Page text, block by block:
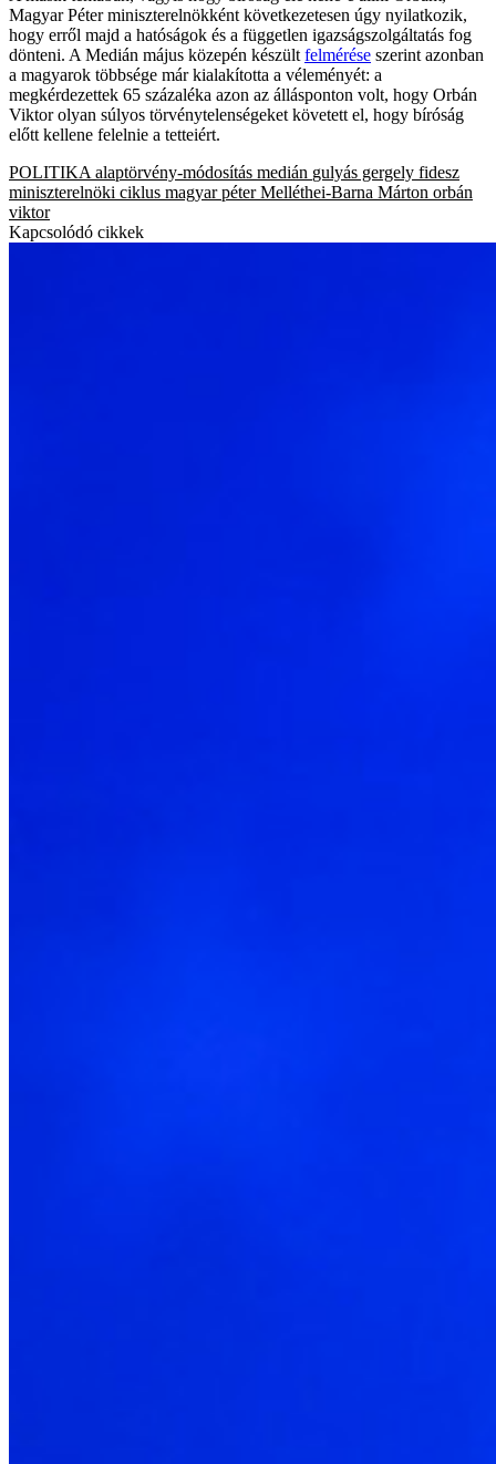
Magyar Péter miniszterelnökként következetesen úgy nyilatkozik,
hogy erről majd a hatóságok és a független igazságszolgáltatás fog
dönteni. A Medián május közepén készült felmérése szerint azonban
a magyarok többsége már kialakította a véleményét: a
megkérdezettek 65 százaléka azon az állásponton volt, hogy Orbán
Viktor olyan súlyos törvénytelenségeket követett el, hogy bíróság
előtt kellene felelnie a tetteiért.
POLITIKA alaptörvény-módosítás medián gulyás gergely fidesz
miniszterelnöki ciklus magyar péter Melléthei-Barna Márton orbán
viktor
Kapcsolódó cikkek